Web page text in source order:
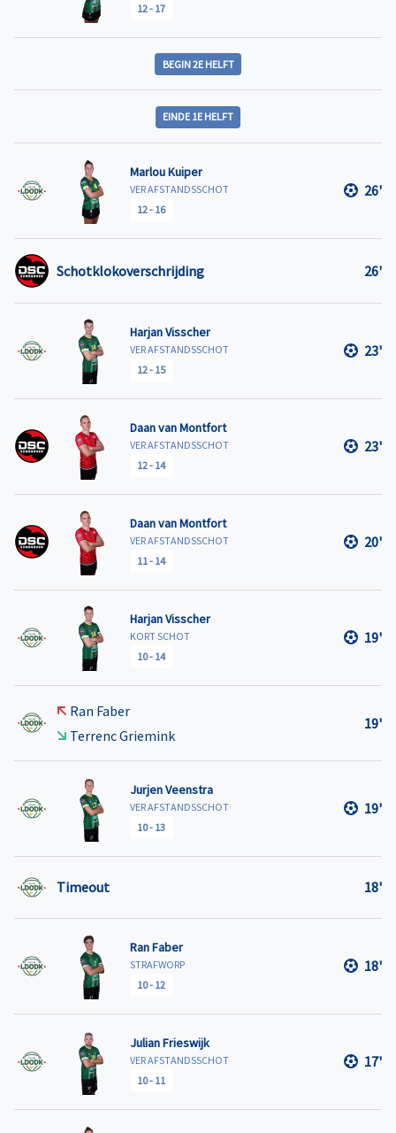
12- 17
BEGIN 2E HELFT
EINDE 1E HELFT
Marlou Kuiper
VER AFSTANDSSCHOT
12- 16
26'
Schotklokoverschrijding 26'
Harjan Visscher
VER AFSTANDSSCHOT
12- 15
23'
Daan van Montfort
VER AFSTANDSSCHOT
12- 14
23'
Daan van Montfort
VER AFSTANDSSCHOT
11- 14
20'
Harjan Visscher
KORT SCHOT
10- 14
19'
Ran Faber
Terrenc Griemink
19'
Jurjen Veenstra
VER AFSTANDSSCHOT
10- 13
19'
Timeout 18'
Ran Faber
STRAFWORP
10- 12
18'
Julian Frieswijk
VER AFSTANDSSCHOT
10- 11
17'